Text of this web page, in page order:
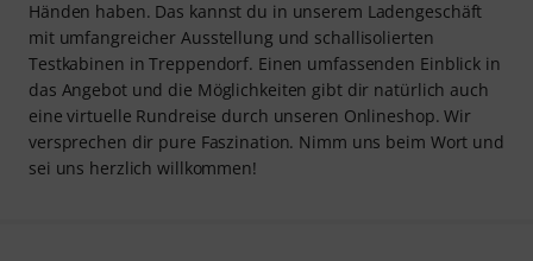
Blasinstrumente besonders sensibilisiert. Wir verfügen
über viele Jahre gewachsene Kontakte zu den Herstellern,
von denen auch du profitieren kannst. Wir kennen die
Besten der Besten und gehören mit unseren Hausmarken
inzwischen selbst in diese Riege. Dabei findest du in
unserem Sortiment die gesamte Bandbreite vonSchüler-
bis zu Profi- und Orchesterinstrumenten